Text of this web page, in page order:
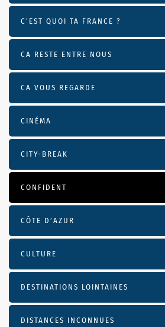
C'EST QUOI TA FRANCE ?
CA RESTE ENTRE NOUS
CA VOUS REGARDE
CINÉMA
CITY-BREAK
CONFIDENT
CÔTE D’AZUR
CULTURE
DESTINATIONS LOINTAINES
DISTANCES INCONNUES